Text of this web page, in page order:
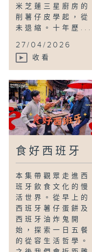
米芝蓮三星廚房的
削薯仔皮學起，從
未退縮。十年歷...
27/04/2026
收看
食好西班牙
本集帶觀眾走進西
班牙飲食文化的慢
活世界。從早上的
西班牙薯仔蛋餅及
西班牙油炸鬼開
始，探索一日五餐
的從容生活哲學。